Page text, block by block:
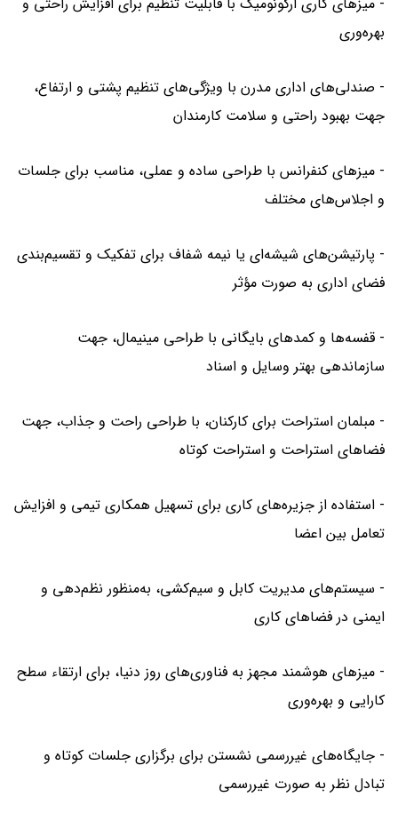
بهره‌وری
- صندلی‌های اداری مدرن با ویژگی‌های تنظیم پشتی و ارتفاع،
جهت بهبود راحتی و سلامت کارمندان
- میزهای کنفرانس با طراحی ساده و عملی، مناسب برای جلسات
و اجلاس‌های مختلف
- پارتیشن‌های شیشه‌ای یا نیمه شفاف برای تفکیک و تقسیم‌بندی
فضای اداری به صورت مؤثر
- قفسه‌ها و کمدهای بایگانی با طراحی مینیمال، جهت
سازماندهی بهتر وسایل و اسناد
- مبلمان استراحت برای کارکنان، با طراحی راحت و جذاب، جهت
فضاهای استراحت و استراحت کوتاه
- استفاده از جزیره‌های کاری برای تسهیل همکاری تیمی و افزایش
تعامل بین اعضا
- سیستم‌های مدیریت کابل و سیم‌کشی، به‌منظور نظم‌دهی و
ایمنی در فضاهای کاری
- میزهای هوشمند مجهز به فناوری‌های روز دنیا، برای ارتقاء سطح
کارایی و بهره‌وری
- جایگاه‌های غیررسمی نشستن برای برگزاری جلسات کوتاه و
تبادل نظر به صورت غیررسمی